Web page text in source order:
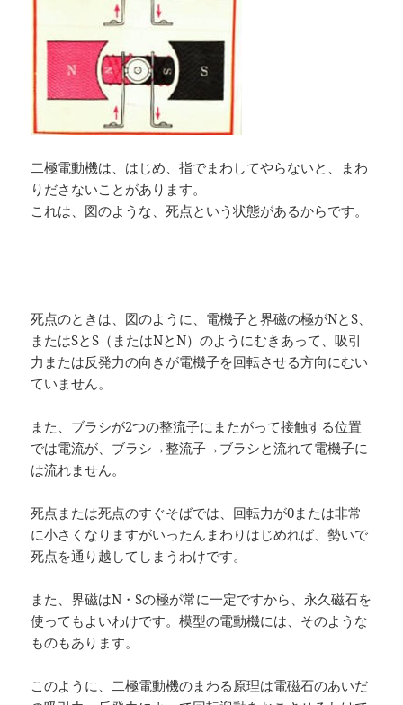
二極電動機は、はじめ、指でまわしてやらないと、まわ
りださないことがあります。
これは、図のような、死点という状態があるからです。
死点のときは、図のように、電機子と界磁の極がNとS、
またはSとS（またはNとN）のようにむきあって、吸引
力または反発力の向きが電機子を回転させる方向にむい
ていません。
また、ブラシが2つの整流子にまたがって接触する位置
では電流が、ブラシ→整流子→ブラシと流れて電機子に
は流れません。
死点または死点のすぐそばでは、回転力が0または非常
に小さくなりますがいったんまわりはじめれば、勢いで
死点を通り越してしまうわけです。
また、界磁はN・Sの極が常に一定ですから、永久磁石を
使ってもよいわけです。模型の電動機には、そのような
ものもあります。
このように、二極電動機のまわる原理は電磁石のあいだ